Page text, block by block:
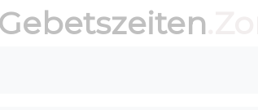
Gebetszeiten